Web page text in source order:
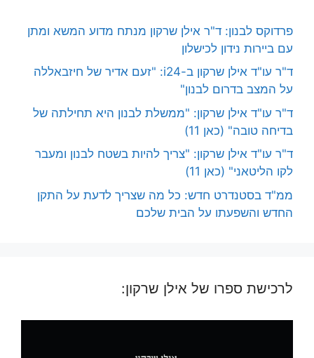
פרדוקס לבנון: ד"ר אילן שרקון מנתח מדוע המשא ומתן
עם ביירות נידון לכישלון
ד"ר עו"ד אילן שרקון ב-i24: "זעם אדיר של חיזבאללה
על המצב בדרום לבנון"
ד"ר עו"ד אילן שרקון: "ממשלת לבנון היא תחילתה של
בדיחה טובה" (כאן 11)
ד"ר עו"ד אילן שרקון: "צריך להיות בשטח לבנון ומעבר
לקו הליטאני" (כאן 11)
ממ"ד בסטנדרט חדש: כל מה שצריך לדעת על התקן
החדש והשפעתו על הבית שלכם
לרכישת ספרו של אילן שרקון: